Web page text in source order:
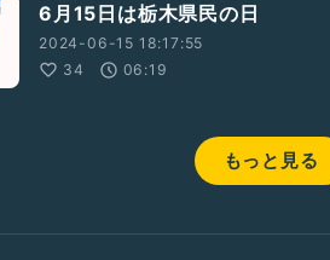
6月15日は栃木県民の日
2024-06-15 18:17:55
34
06:19
もっと見る